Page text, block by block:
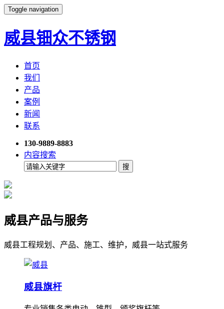
Toggle navigation
威县钿众不锈钢
首页
我们
产品
案例
新闻
联系
130-9889-8883
内容搜索
威县产品与服务
威县工程规划、产品、施工、维护，威县一站式服务
威县旗杆